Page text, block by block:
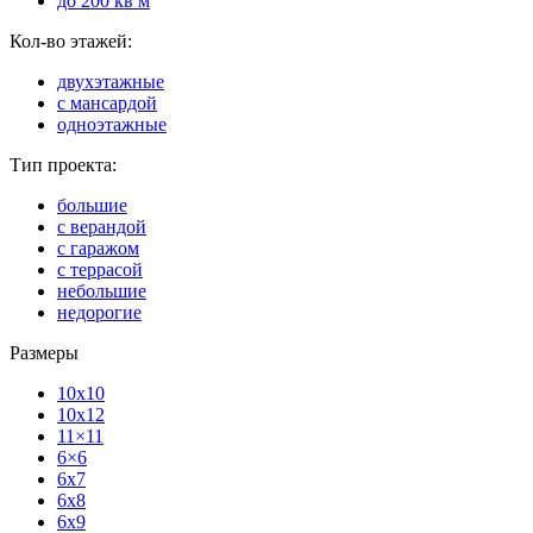
Кол-во этажей:
двухэтажные
с мансардой
одноэтажные
Тип проекта:
большие
с верандой
с гаражом
с террасой
небольшие
недорогие
Размеры
10x10
10x12
11×11
6×6
6x7
6x8
6x9